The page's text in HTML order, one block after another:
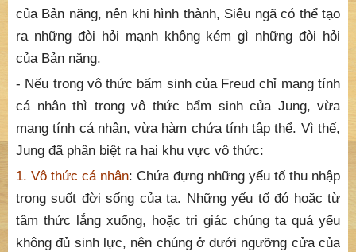
của Bản năng, nên khi hình thành, Siêu ngã có thể tạo
ra những đòi hỏi mạnh không kém gì những đòi hỏi
của Bản năng.
- Nếu trong vô thức bẩm sinh của Freud chỉ mang tính
cá nhân thì trong vô thức bẩm sinh của Jung, vừa
mang tính cá nhân, vừa hàm chứa tính tập thể. Vì thế,
Jung đã phân biệt ra hai khu vực vô thức:
1. Vô thức cá nhân: Chứa đựng những yếu tố thu nhập
trong suốt đời sống của ta. Những yếu tố đó hoặc từ
tâm thức lắng xuống, hoặc tri giác chúng ta quá yếu
không đủ sinh lực, nên chúng ở dưới ngưỡng cửa của